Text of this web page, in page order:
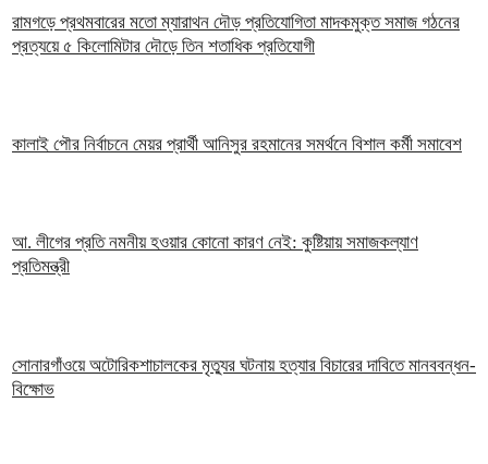
রামগড়ে প্রথমবারের মতো ম্যারাথন দৌড় প্রতিযোগিতা মাদকমুক্ত সমাজ গঠনের
প্রত্যয়ে ৫ কিলোমিটার দৌড়ে তিন শতাধিক প্রতিযোগী
কালাই পৌর নির্বাচনে মেয়র প্রার্থী আনিসুর রহমানের সমর্থনে বিশাল কর্মী সমাবেশ
আ. লীগের প্রতি নমনীয় হওয়ার কোনো কারণ নেই: কুষ্টিয়ায় সমাজকল্যাণ
প্রতিমন্ত্রী
সোনারগাঁওয়ে অটোরিকশাচালকের মৃত্যুর ঘটনায় হত্যার বিচারের দাবিতে মানববন্ধন-
বিক্ষোভ